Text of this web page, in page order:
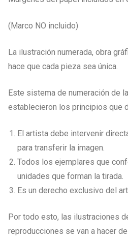
(Marco NO incluido)
La ilustración numerada, obra
hace que cada pieza sea única.
Este sistema de numeración de
establecieron los principios que
El artista debe intervenir
para transferir la imagen.
Todos los ejemplares que
unidades que forman la tirada.
Es un derecho exclusivo del
Por todo esto, las ilustraciones
reproducciones se van a hacer